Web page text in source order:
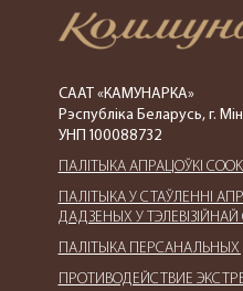
СААТ «КАМУНАРКА»
Рэспубліка Беларусь, г.
УНП 100088732
ПАЛIТЫКА АПРАЦОЎКІ
ПАЛIТЫКА У СТАЎЛЕННІ
ДАДЗЕНЫХ У
ПАЛIТЫКА
ПРОТИВОДЕЙСТВИЕ